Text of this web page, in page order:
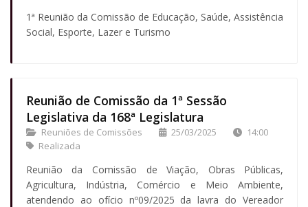
1ª Reunião da Comissão de Educação, Saúde, Assistência
Social, Esporte, Lazer e Turismo
Reunião de Comissão da 1ª Sessão
Legislativa da 168ª Legislatura
Reuniões de Comissões 25/03/2025
14:00
Realizada
Reunião da Comissão de Viação, Obras Públicas,
Agricultura, Indústria, Comércio e Meio Ambiente,
atendendo ao ofício nº09/2025 da lavra do Vereador